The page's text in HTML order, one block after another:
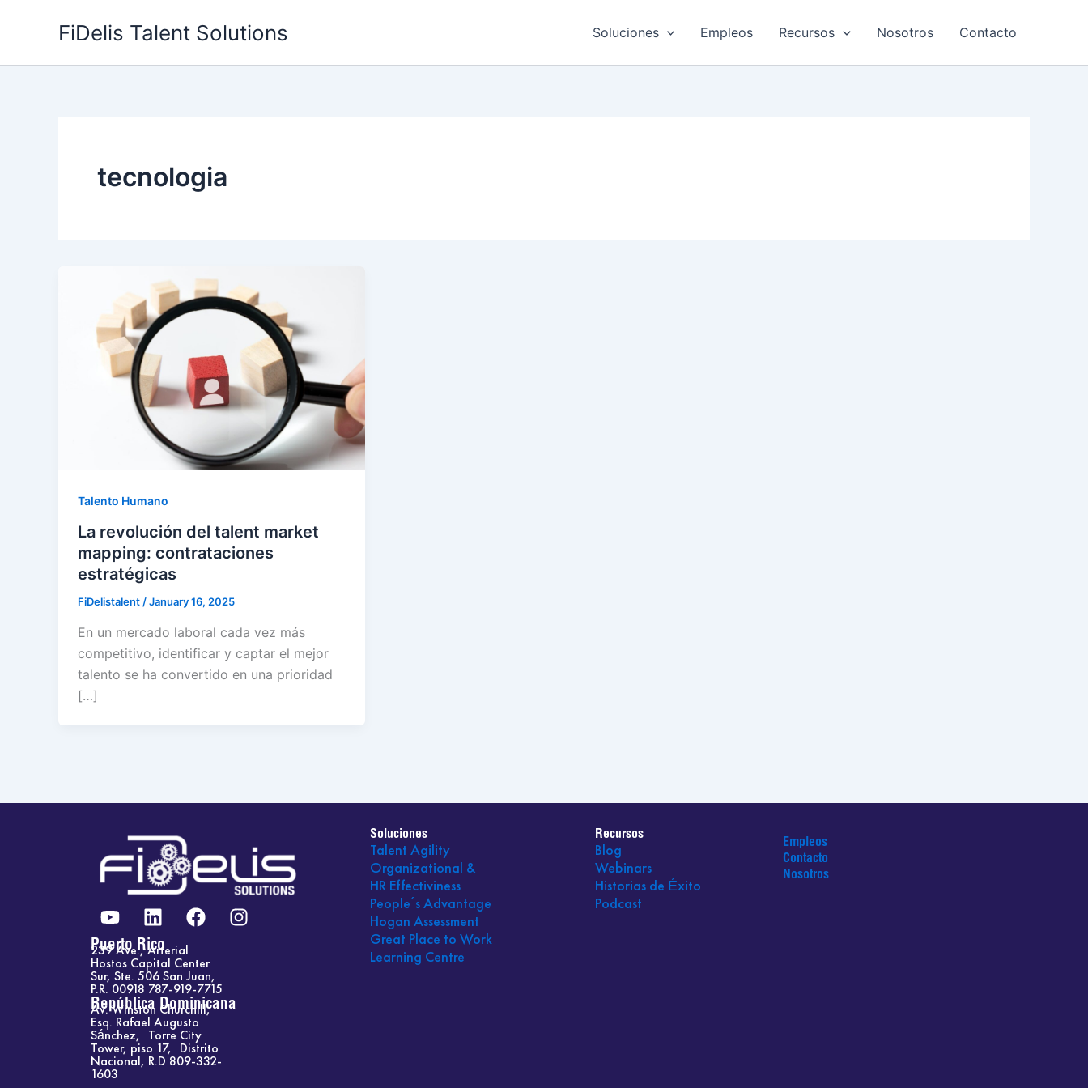
FiDelis Talent Solutions Soluciones Empleos Recursos Nosotros Contacto
tecnologia
Talento Humano
La revolución del talent market
mapping: contrataciones
estratégicas
FiDelistalent /January 16, 2025
En un mercado laboral cada vez más
competitivo, identificar y captar el mejor
talento se ha convertido en una prioridad
[…]
Y
o
u
t
u
b
e
L
i
n
k
e
d
i
n
F
a
e
b
o
o
k
I
n
Puerto Rico
239 Ave., Arterial
Hostos Capital Center
Sur, Ste. 506 San Juan,
P.R. 00918 787-919-7715
República Dominicana
Av. Winston Churchill,
Esq. Rafael Augusto
Sánchez, Torre City
Tower, piso 17, Distrito
Nacional, R.D 809-332-
1603
Soluciones
Talent Agility
Organizational &
HR Effectiviness
People´s Advantage
Hogan Assessment
Great Place to Work
Learning Centre
Recursos
Blog
Webinars
Historias de Éxito
Podcast
Empleos
Contacto
Nosotros